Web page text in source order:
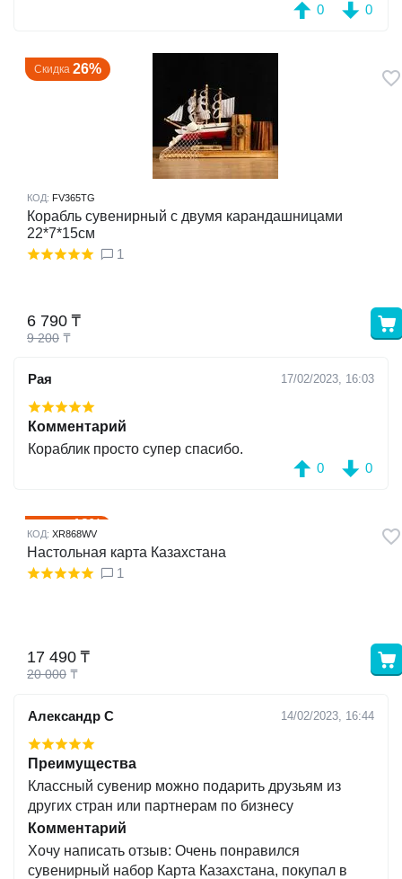
0
0
Скидка 26%
КОД: FV365TG
Корабль сувенирный с двумя карандашницами
22*7*15см
1
9 200 ₸
6 790 ₸
Рая 17/02/2023, 16:03
Комментарий
Кораблик просто супер спасибо.
0
0
13%
КОД: XR868WV
Настольная карта Казахстана
1
20 000 ₸
17 490 ₸
Александр С 14/02/2023, 16:44
Преимущества
Классный сувенир можно подарить друзьям из
других стран или партнерам по бизнесу
Комментарий
Хочу написать отзыв: Очень понравился
сувенирный набор Карта Казахстана, покупал в